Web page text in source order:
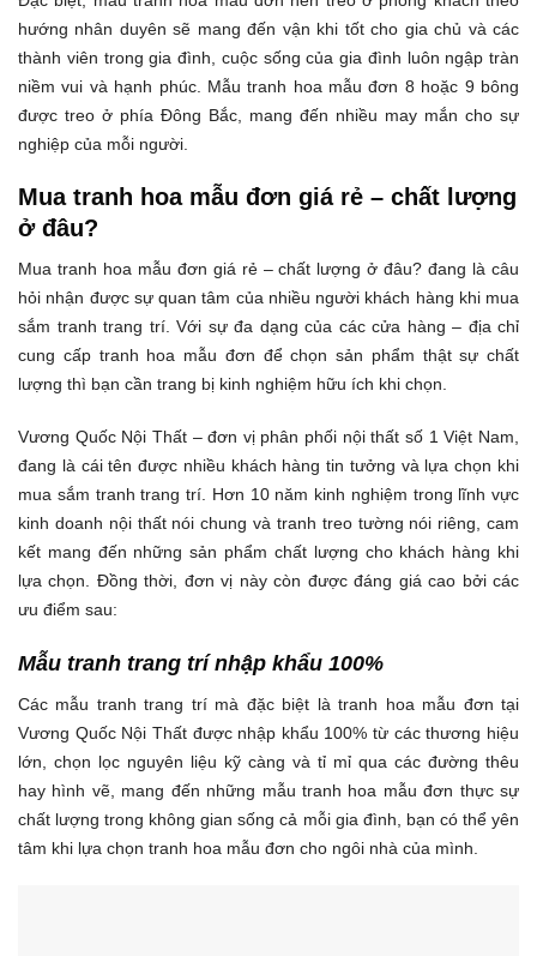
hướng nhân duyên sẽ mang đến vận khi tốt cho gia chủ và các
thành viên trong gia đình, cuộc sống của gia đình luôn ngập tràn
niềm vui và hạnh phúc. Mẫu tranh hoa mẫu đơn 8 hoặc 9 bông
được treo ở phía Đông Bắc, mang đến nhiều may mắn cho sự
nghiệp của mỗi người.
Mua tranh hoa mẫu đơn giá rẻ – chất lượng
ở đâu?
Mua tranh hoa mẫu đơn giá rẻ – chất lượng ở đâu? đang là câu
hỏi nhận được sự quan tâm của nhiều người khách hàng khi mua
sắm tranh trang trí. Với sự đa dạng của các cửa hàng – địa chỉ
cung cấp tranh hoa mẫu đơn để chọn sản phẩm thật sự chất
lượng thì bạn cần trang bị kinh nghiệm hữu ích khi chọn.
Vương Quốc Nội Thất – đơn vị phân phối nội thất số 1 Việt Nam,
đang là cái tên được nhiều khách hàng tin tưởng và lựa chọn khi
mua sắm tranh trang trí. Hơn 10 năm kinh nghiệm trong lĩnh vực
kinh doanh nội thất nói chung và tranh treo tường nói riêng, cam
kết mang đến những sản phẩm chất lượng cho khách hàng khi
lựa chọn. Đồng thời, đơn vị này còn được đáng giá cao bởi các
ưu điểm sau:
Mẫu tranh trang trí nhập khẩu 100%
Các mẫu tranh trang trí mà đặc biệt là tranh hoa mẫu đơn tại
Vương Quốc Nội Thất được nhập khẩu 100% từ các thương hiệu
lớn, chọn lọc nguyên liệu kỹ càng và tỉ mỉ qua các đường thêu
hay hình vẽ, mang đến những mẫu tranh hoa mẫu đơn thực sự
chất lượng trong không gian sống cả mỗi gia đình, bạn có thể yên
tâm khi lựa chọn tranh hoa mẫu đơn cho ngôi nhà của mình.